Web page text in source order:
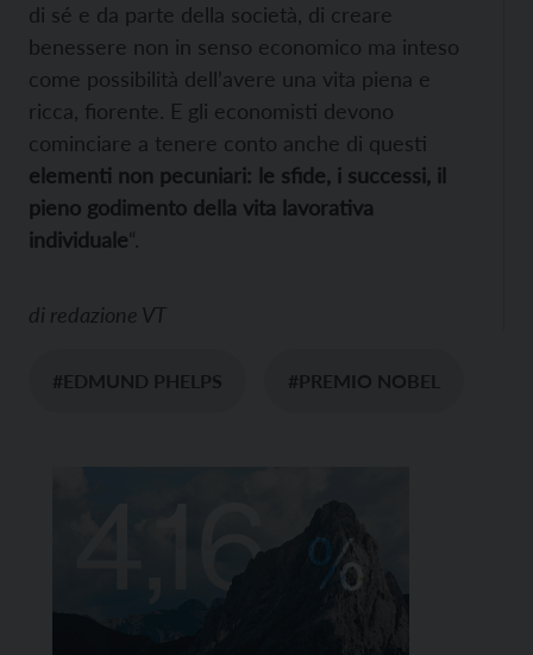
di sé e da parte della società, di creare
benessere non in senso economico ma inteso
come possibilità dell’avere una vita piena e
ricca, fiorente. E gli economisti devono
cominciare a tenere conto anche di questi
elementi non pecuniari: le sfide, i successi, il
pieno godimento della vita lavorativa
individuale“.
di redazione VT
#EDMUND PHELPS #PREMIO NOBEL